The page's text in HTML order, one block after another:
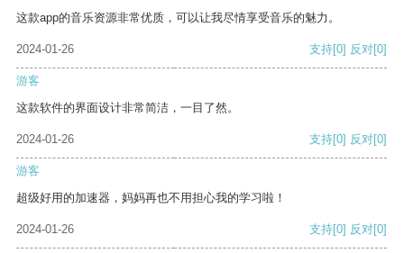
这款app的音乐资源非常优质，可以让我尽情享受音乐的魅力。
2024-01-26 支持[0] 反对[0]
游客
这款软件的界面设计非常简洁，一目了然。
2024-01-26 支持[0] 反对[0]
游客
超级好用的加速器，妈妈再也不用担心我的学习啦！
2024-01-26 支持[0] 反对[0]